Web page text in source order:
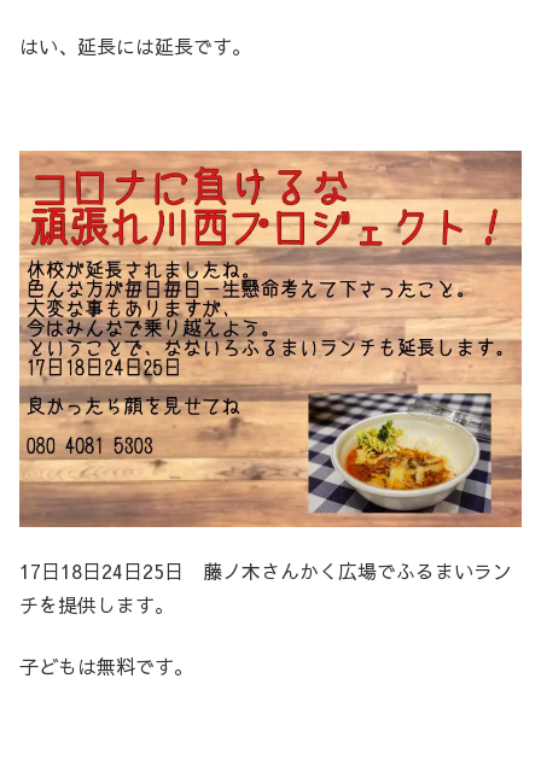
はい、延長には延長です。
17日18日24日25日 藤ノ木さんかく広場でふるまいラン
チを提供します。
子どもは無料です。